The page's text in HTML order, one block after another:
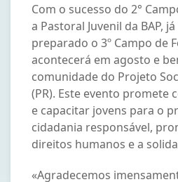
Com o sucesso do 2°
a Pastoral Juvenil da BAP,
preparado o 3º Campo de
acontecerá em agosto e
comunidade do Projeto
(PR). Este evento promete
e capacitar jovens para o
cidadania responsável,
direitos humanos e a
«Agradecemos